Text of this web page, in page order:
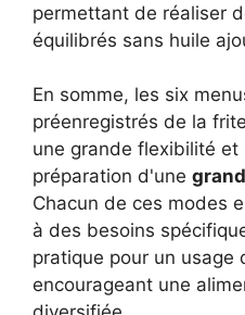
permettant de réaliser
équilibrés sans huile
En somme, les six
préenregistrés de la
une grande flexibilité et
préparation d'une
Chacun de ces modes
à des besoins
pratique pour un usage
encourageant une